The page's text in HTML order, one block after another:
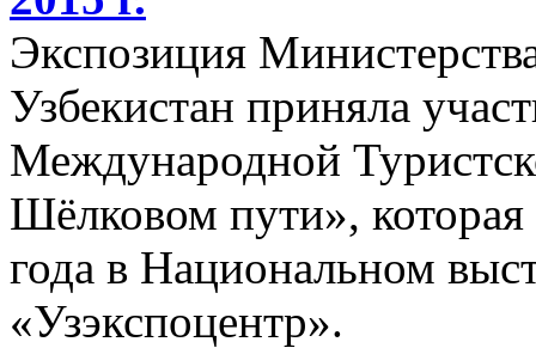
Экспозиция
Узбекистан приняла
Международной
Шёлковом пути», которая
года в Национальном
«Узэкспоцентр».